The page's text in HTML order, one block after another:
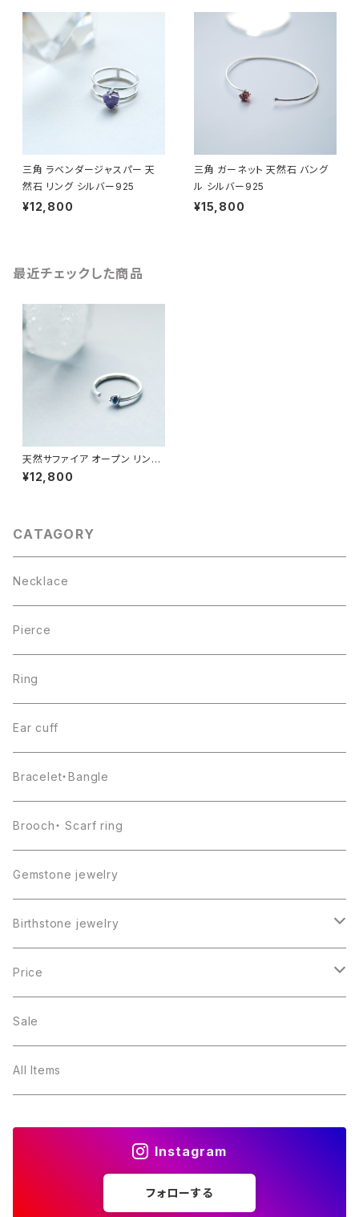
三角 ラベンダージャスパー 天
然石 リング シルバー925
¥12,800
三角 ガーネット 天然石 バング
ル シルバー925
¥15,800
最近チェックした商品
天然サファイア オープン リング
シルバー925
¥12,800
CATAGORY
Necklace
Pierce
Ring
Ear cuff
Bracelet・Bangle
Brooch・ Scarf ring
Gemstone jewelry
Birthstone jewelry
１月・ガーネット
２月・アメジスト
３月・アクアマリン
Price
～5000円
～10000円
Sale
All Items
Instagram
フォローする